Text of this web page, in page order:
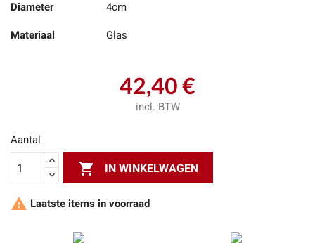
Diameter 4cm
Materiaal Glas
42,40 €
incl. BTW
Aantal
 IN WINKELWAGEN
 Laatste items in voorraad